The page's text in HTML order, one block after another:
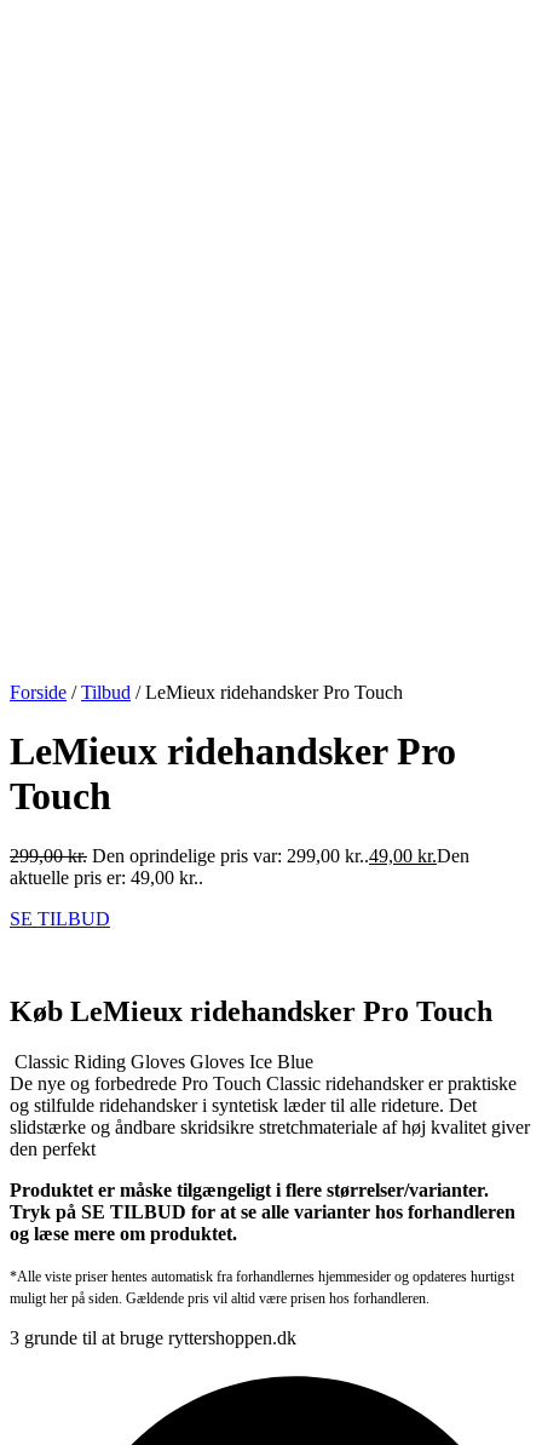
Forside /Tilbud / LeMieux ridehandsker Pro Touch
LeMieux ridehandsker Pro
Touch
299,00kr. Den oprindelige pris var: 299,00 kr..49,00 kr.Den
aktuelle pris er: 49,00 kr..
SE TILBUD
Køb LeMieux ridehandsker Pro Touch
Classic Riding Gloves Gloves Ice Blue
De nye og forbedrede Pro Touch Classic ridehandsker er praktiske
og stilfulde ridehandsker i syntetisk læder til alle rideture. Det
slidstærke og åndbare skridsikre stretchmateriale af høj kvalitet giver
den perfekt
Produktet er måske tilgængeligt i flere størrelser/varianter.
Tryk på SE TILBUD for at se alle varianter hos forhandleren
og læse mere om produktet.
*Alle viste priser hentes automatisk fra forhandlernes hjemmesider og opdateres hurtigst
muligt her på siden. Gældende pris vil altid være prisen hos forhandleren.
3 grunde til at bruge ryttershoppen.dk